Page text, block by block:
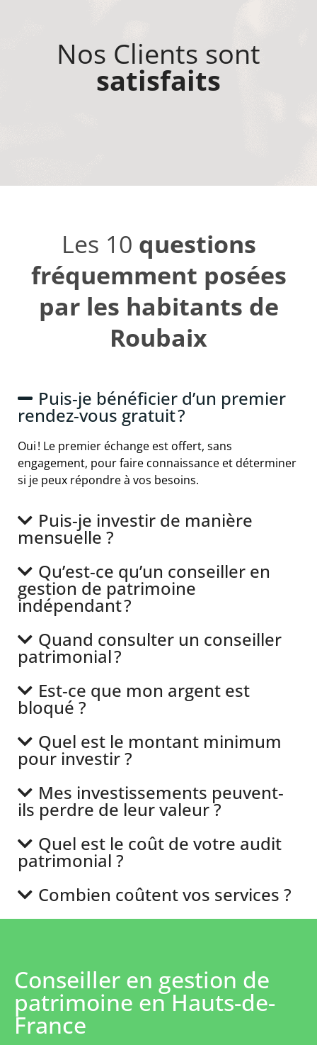
Nos Clients sont
satisfaits
Les 10 questions
fréquemment posées
par les habitants de
Roubaix
Puis-je bénéficier d’un premier
rendez-vous gratuit ?
Oui ! Le premier échange est offert, sans
engagement, pour faire connaissance et déterminer
si je peux répondre à vos besoins.
Puis-je investir de manière
mensuelle ?
Qu’est-ce qu’un conseiller en
gestion de patrimoine
indépendant ?
Quand consulter un conseiller
patrimonial ?
Est-ce que mon argent est
bloqué ?
Quel est le montant minimum
pour investir ?
Mes investissements peuvent-
ils perdre de leur valeur ?
Quel est le coût de votre audit
patrimonial ?
Combien coûtent vos services ?
Conseiller en gestion de
patrimoine en Hauts-de-
France